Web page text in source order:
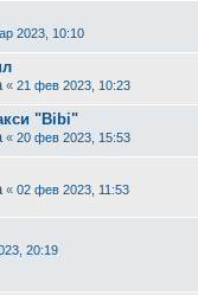
2023, 10:10
« 21 фев 2023, 10:23
"Bibi"
« 20 фев 2023, 15:53
« 02 фев 2023, 11:53
20:19